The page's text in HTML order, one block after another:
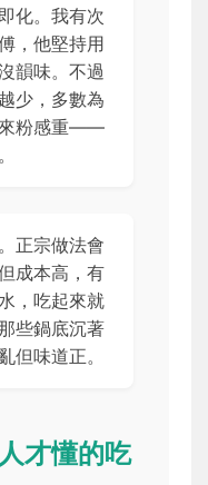
化。我有次
，他堅持用
韻味。不過
少，多數為
來粉感重——
正宗做法會
成本高，有
，吃起來就
些鍋底沉著
但味道正。
才懂的吃